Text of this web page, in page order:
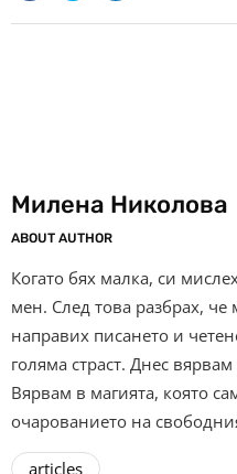
Милена Николова
ABOUT AUTHOR
Когато бях малка, си
мен. След това разбрах, че
направих писането и
голяма страст. Днес
Вярвам в магията, която
очарованието на
articles